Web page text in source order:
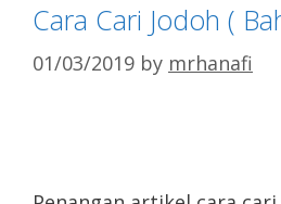
Cara Cari Jodoh (
01/03/2019 by mrhanafi